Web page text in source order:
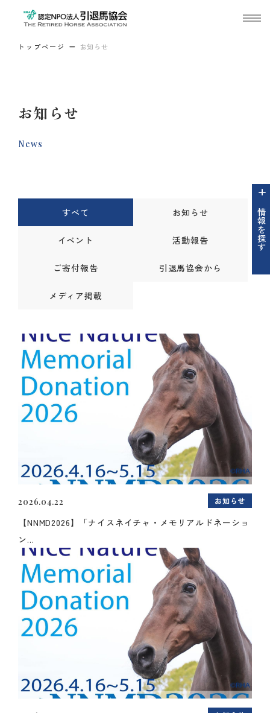
トップページ お知らせ
お知らせ
News
情報を探す
すべて お知らせ
イベント 活動報告
ご寄付報告 引退馬協会から
メディア掲載
2026.04.22 お知らせ
【NNMD2026】「ナイスネイチャ・メモリアルドネーショ
ン...